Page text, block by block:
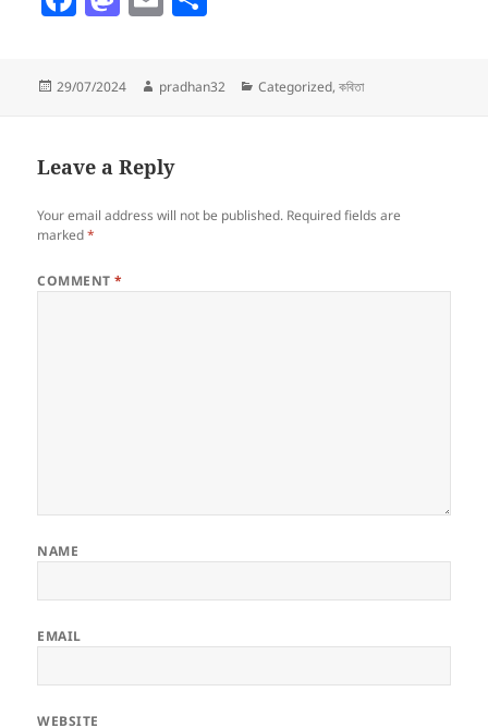
e
o
o
k
to
d
n
ai
l re
Posted
29/07/2024 Author
pradhan32 Categories
Categorized,কবিতা
Leave a Reply
Your email address will not be published. Required fields are
marked*
COMMENT*
NAME
EMAIL
WEBSITE